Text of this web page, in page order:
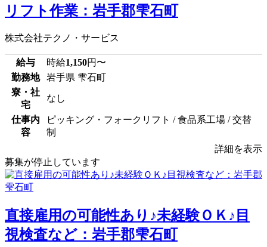
リフト作業：岩手郡雫石町
株式会社テクノ・サービス
給与 時給1,150円〜
勤務地
岩手県 雫石町
寮・社
宅
なし
仕事内
容
ピッキング・フォークリフト / 食品系工場 / 交替
制
詳細を表示
募集が停止しています
直接雇用の可能性あり♪未経験ＯＫ♪目
視検査など：岩手郡雫石町